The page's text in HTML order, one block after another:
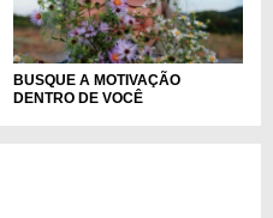
BUSQUE A MOTIVAÇÃO
DENTRO DE VOCÊ